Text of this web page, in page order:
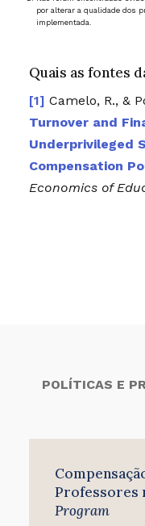
por alterar a qualidade dos
implementada.
Quais as fontes
Camelo, R., &
Turnover and
Underprivileged
Compensation
Economics of
POLÍTICAS E
Professores
Program